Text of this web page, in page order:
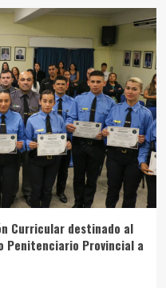
Curricular destinado al
Penitenciario Provincial a